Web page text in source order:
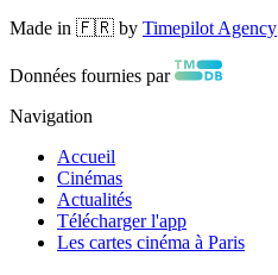
Made in 🇫🇷 by Timepilot Agency
Données fournies par
Navigation
Accueil
Cinémas
Actualités
Télécharger l'app
Les cartes cinéma à Paris